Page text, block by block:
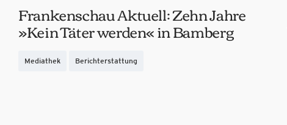
Frankenschau Aktuell: Zehn Jahre
»Kein Täter werden« in Bamberg
Mediathek Berichterstattung